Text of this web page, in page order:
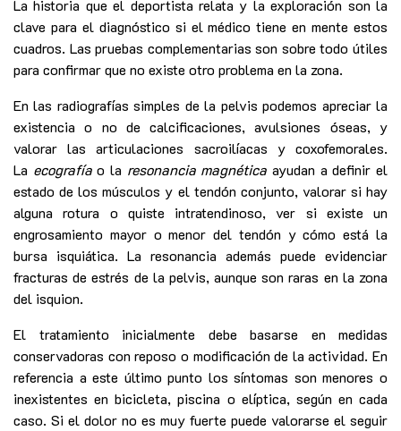
La historia que el deportista relata y la exploración son la
clave para el diagnóstico si el médico tiene en mente estos
cuadros. Las pruebas complementarias son sobre todo útiles
para confirmar que no existe otro problema en la zona.
En las radiografías simples de la pelvis podemos apreciar la
existencia o no de calcificaciones, avulsiones óseas, y
valorar las articulaciones sacroilíacas y coxofemorales.
La ecografíao la resonancia magnética ayudan a definir el
estado de los músculos y el tendón conjunto, valorar si hay
alguna rotura o quiste intratendinoso, ver si existe un
engrosamiento mayor o menor del tendón y cómo está la
bursa isquiática. La resonancia además puede evidenciar
fracturas de estrés de la pelvis, aunque son raras en la zona
del isquion.
El tratamiento inicialmente debe basarse en medidas
conservadoras con reposo o modificación de la actividad. En
referencia a este último punto los síntomas son menores o
inexistentes en bicicleta, piscina o elíptica, según en cada
caso. Si el dolor no es muy fuerte puede valorarse el seguir